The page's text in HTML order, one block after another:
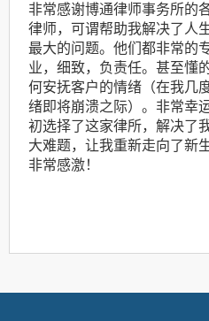
非常感谢博通律师事务所的
律师，可谓帮助我解决了人
最大的问题。他们都非常的
业，细致，负责任。甚至懂
何安抚客户的情绪（在我几
绪即将崩溃之际）。非常幸
初选择了这家律所，解决了
大难题，让我重新走向了新生
非常感激！